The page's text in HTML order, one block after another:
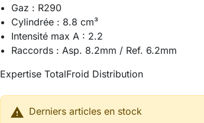
Gaz : R290
Cylindrée : 8.8 cm³
Intensité max A : 2.2
Raccords : Asp. 8.2mm / Ref. 6.2mm
Expertise TotalFroid Distribution
 Derniers articles en stock